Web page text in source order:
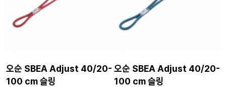
오순 SBEA Adjust 40/20-
100 cm 슬링
오순 SBEA Adjust 40/20-
100 cm 슬링